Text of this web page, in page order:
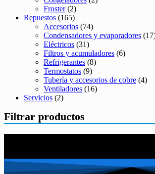
Froster (2)
Repuestos (165)
Accesorios (74)
Condensadores y evaporadores
Eléctricos (31)
Filtros y acumuladores (6)
Refrigerantes (8)
Termostatos (9)
Tubería y accesorios de cobre (4)
Ventiladores (16)
Servicios (2)
Filtrar productos